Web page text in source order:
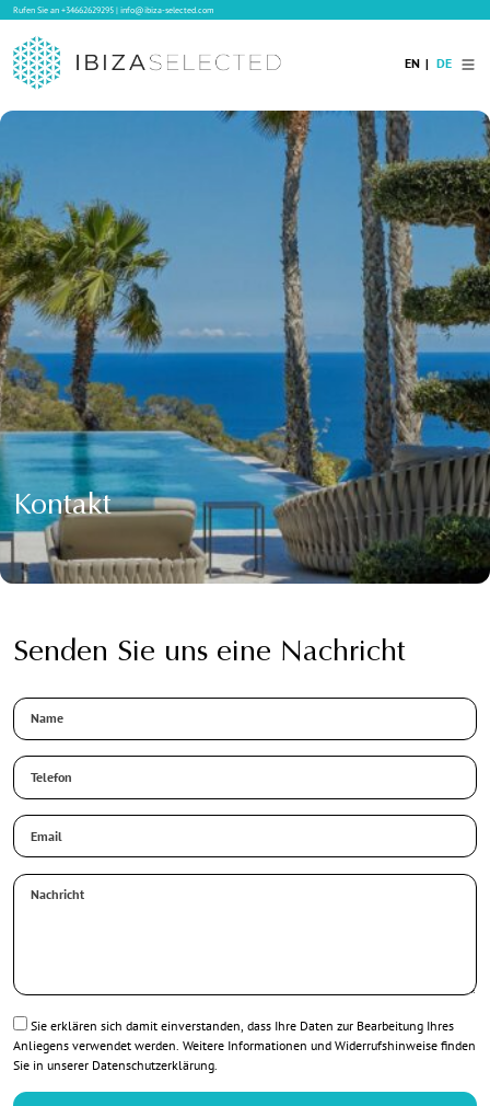
Rufen Sie an+34662629295|info@ibiza-selected.com
Ibiza Villas
Langzeitvermietung auf Ibiza
Hotels
Verkauf
Blog
Services
Kontakt
EN DE
Kontakt
Senden Sie uns eine Nachricht
Name
Telefon
Email
*
Nachricht
Datenschutz
*
Sie erklären sich damit einverstanden, dass Ihre Daten zur Bearbeitung Ihres
Anliegens verwendet werden. Weitere Informationen und Widerrufshinweise finden
Sie in unserer Datenschutzerklärung.